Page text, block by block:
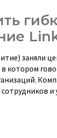
заняли
котором